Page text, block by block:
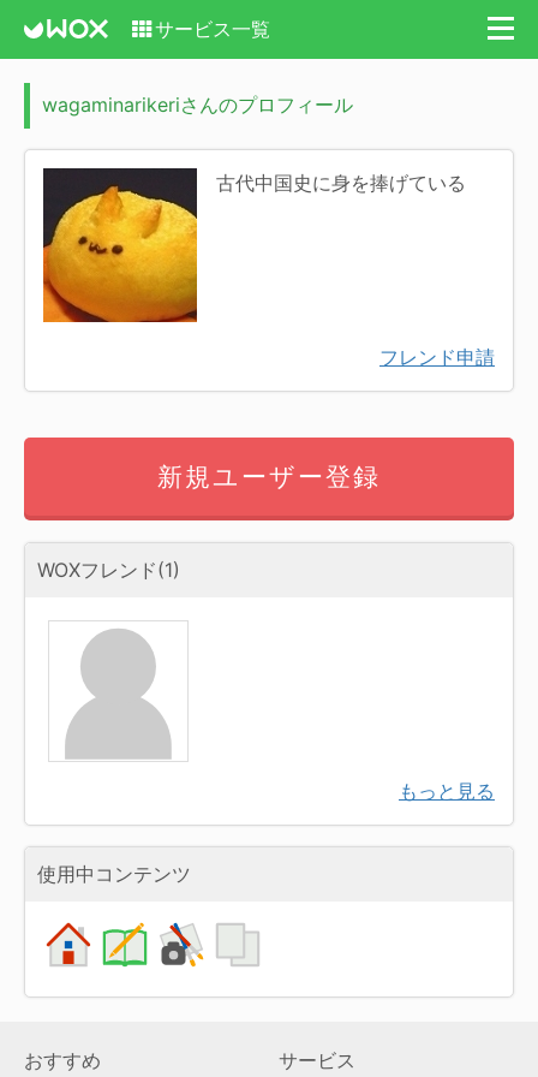
サービス一覧
wagaminarikeriさんのプロフィール
古代中国史に身を捧げている
フレンド申請
新規ユーザー登録
WOXフレンド(1)
もっと見る
使用中コンテンツ
おすすめ サービス